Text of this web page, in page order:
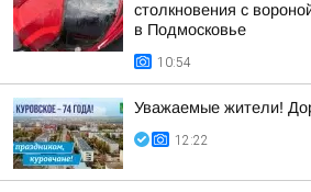
столкновения с
в Подмосковье
10:54
Уважаемые жители!
12:22